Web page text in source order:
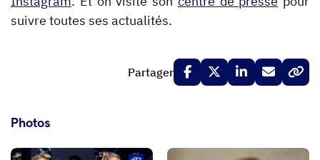
suivre toutes ses actualités.
Partager
Photos